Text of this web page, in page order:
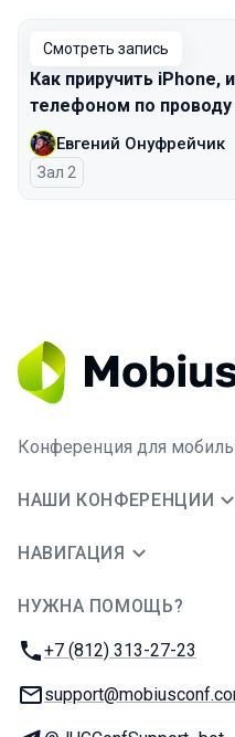
Смотреть запись
Как приручить
телефоном по проводу
Евгений Онуфрейчик
Зал 2
Конференция для
НАШИ КОНФЕРЕНЦИИ
НАВИГАЦИЯ
НУЖНА ПОМОЩЬ?
Телефон:
+7 (812) 313-27-23
E-mail: